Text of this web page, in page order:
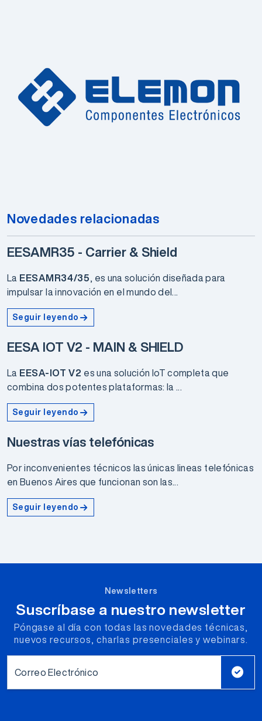
Novedades relacionadas
EESAMR35 - Carrier & Shield
La EESAMR34/35, es una solución diseñada para
impulsar la innovación en el mundo del...
Seguir leyendo
EESA IOT V2 - MAIN & SHIELD
La EESA-IOT V2 es una solución IoT completa que
combina dos potentes plataformas: la ...
Seguir leyendo
Nuestras vías telefónicas
Por inconvenientes técnicos las únicas lineas telefónicas
en Buenos Aires que funcionan son las...
Seguir leyendo
Newsletters
Suscríbase a nuestro newsletter
Póngase al día con todas las novedades técnicas,
nuevos recursos, charlas presenciales y webinars.
Correo Electrónico